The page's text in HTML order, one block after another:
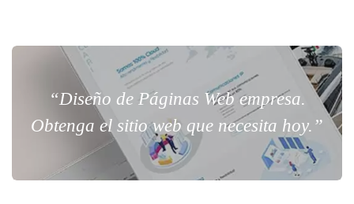
“Diseño de Páginas Web empresa.
Obtenga el sitio web que necesita hoy.”